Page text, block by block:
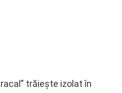
trăiește izolat în